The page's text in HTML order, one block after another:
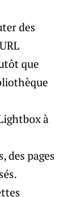
des
que
à
des pages